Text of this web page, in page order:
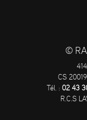
©
CS
Tél. : 02 43
R.C.S